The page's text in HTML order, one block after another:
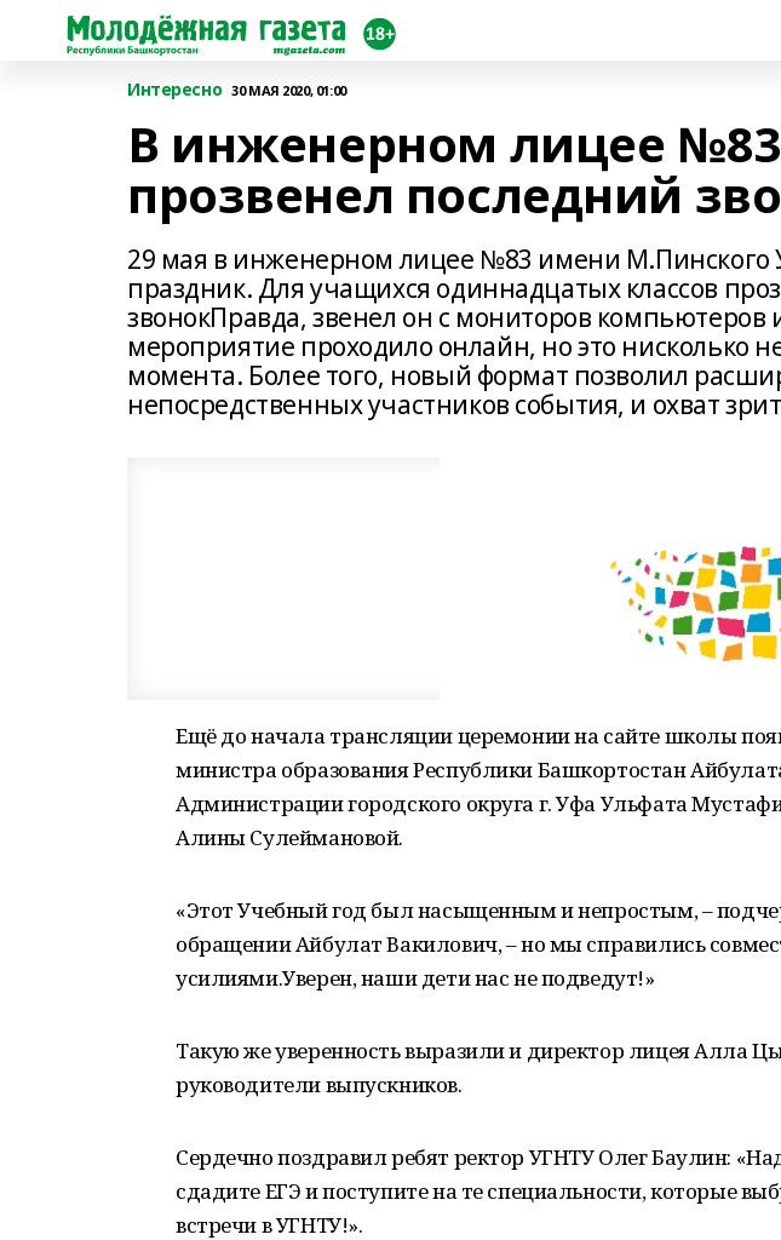
Интересно 30 МАЯ 2020, 01:00
В инженерном лицее
прозвенел последний
29 мая в инженерном лицее №83 имени
праздник. Для учащихся одиннадцатых классов
звонокПравда, звенел он с мониторов компьютеров
мероприятие проходило онлайн, но это нисколько
момента. Более того, новый формат позволил
непосредственных участников события, и охват
Ещё до начала трансляции церемонии на сайте школы
министра образования Республики Башкортостан
Администрации городского округа г. Уфа Ульфата
Алины Сулеймановой.
«Этот Учебный год был насыщенным и непростым, –
обращении Айбулат Вакилович, – но мы справились
усилиями.Уверен, наши дети нас не подведут!»
Такую же уверенность выразили и директор лицея Алла
руководители выпускников.
Сердечно поздравил ребят ректор УГНТУ Олег Баулин:
сдадите ЕГЭ и поступите на те специальности, которые
встречи в УГНТУ!».